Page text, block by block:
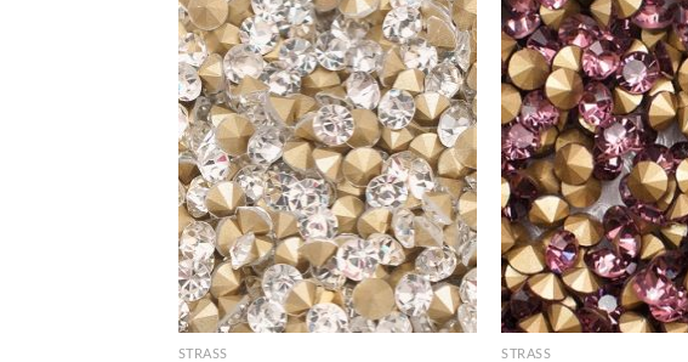
+
STRASS
+
STRASS